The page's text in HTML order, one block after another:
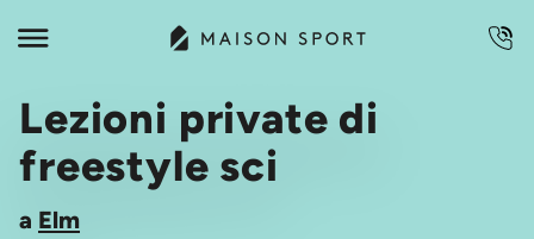
Lezioni private di
freestyle sci
a Elm